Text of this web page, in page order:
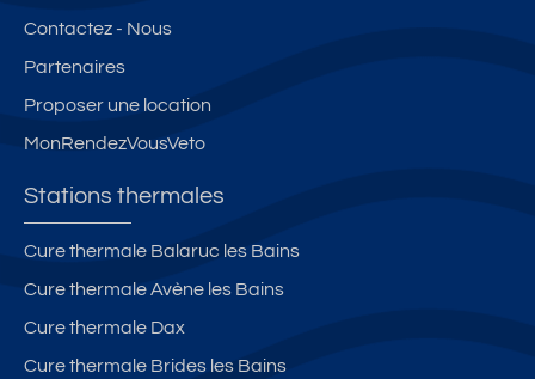
Contactez - Nous
Partenaires
Proposer une location
MonRendezVousVeto
Stations thermales
Cure thermale Balaruc les Bains
Cure thermale Avène les Bains
Cure thermale Dax
Cure thermale Brides les Bains